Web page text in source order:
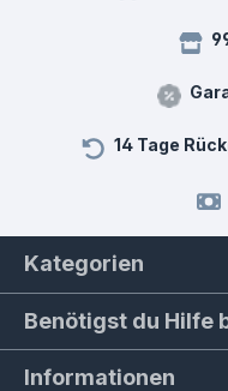
14 Tage
Kategorien
Benötigst du Hilfe
Informationen